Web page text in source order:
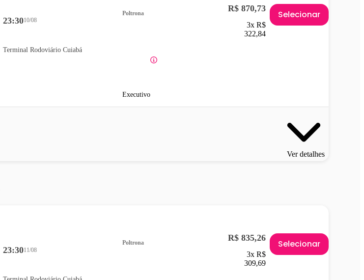
23:3010/08
Terminal Rodoviário Cuiabá
Poltrona
Executivo
R$ 870,73
3x R$
322,84
Selecionar
Ver detalhes
23:3011/08
Poltrona R$ 835,26
3x R$
309,69
Selecionar